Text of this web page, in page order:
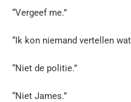
“Vergeef me.”
“Ik kon niemand vertellen
“Niet de politie.”
“Niet James.”